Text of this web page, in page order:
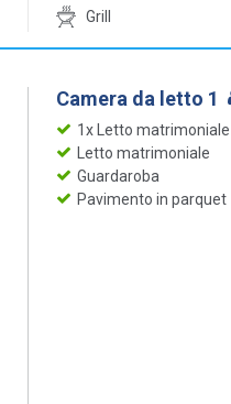
Grill
Camera da letto 1
1x Letto
Letto matrimoniale
Guardaroba
Pavimento in parquet